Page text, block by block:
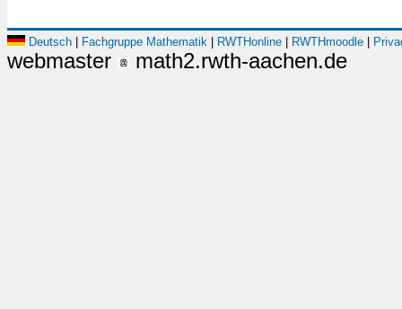
Deutsch Fachgruppe Mathematik RWTHonline RWTHmoodle
webmaster math2.rwth-aachen.de